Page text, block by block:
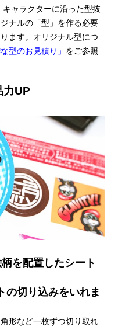
ャラクターに沿った型抜
ナルの「型」を作る必要
ます。オリジナル型につ
型のお見積り」 をご参照
力UP
を配置したシート
の切り込みをいれま
形など一枚ずつ切り取れ